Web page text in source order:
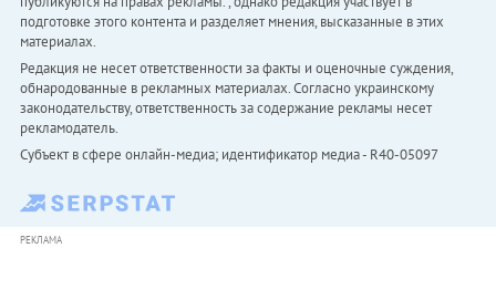
подготовке этого контента и разделяет мнения, высказанные в этих
материалах.
Редакция не несет ответственности за факты и оценочные суждения,
обнародованные в рекламных материалах. Согласно украинскому
законодательству, ответственность за содержание рекламы несет
рекламодатель.
Субъект в сфере онлайн-медиа; идентификатор медиа - R40-05097
РЕКЛАМА